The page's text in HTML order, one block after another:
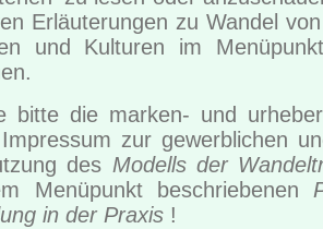
Erläuterungen zu Wandel
und Kulturen im
bitte die marken- und
zur gewerblichen
des Modells der
Menüpunkt beschriebenen
in der Praxis !